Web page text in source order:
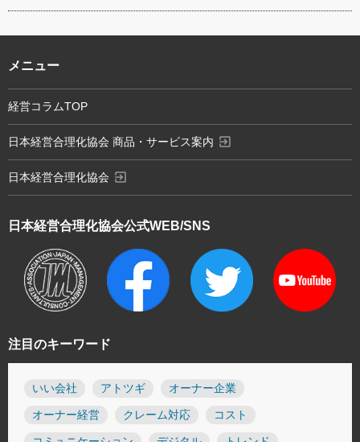
注目のキーワード
いい会社 アトツギ オーナー企業
オーナー経営 クレーム対応 コスト
日本経営合理化協会公式WEB/SNS
メニュー
経営コラムTOP
日本経営合理化協会 商品・サービス案内 exit_to_app
日本経営合理化協会 exit_to_app